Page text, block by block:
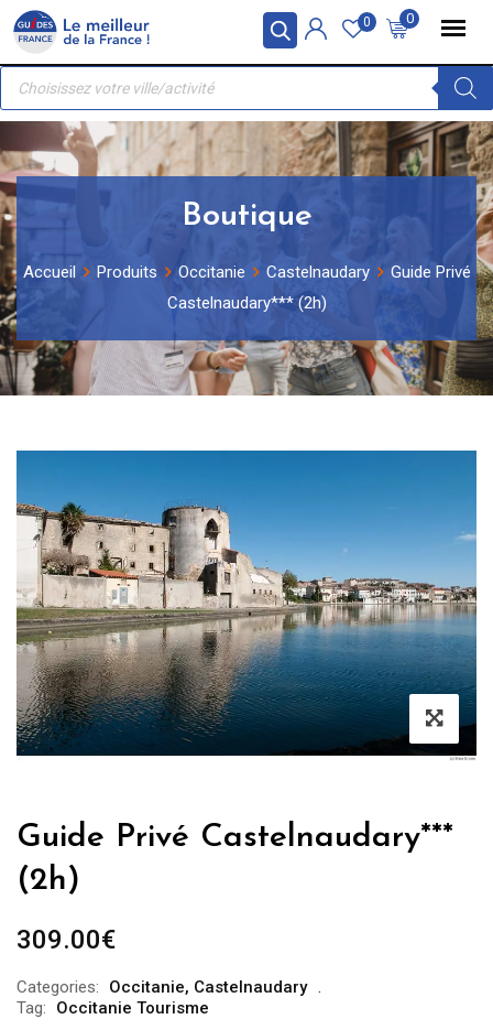
Panneau de gestion des cookies
Skip
content
0
0
Recherche
produits
Boutique
Accueil Produits Occitanie Castelnaudary
Guide Privé
Castelnaudary*** (2h)
Guide Privé Castelnaudary***
(2h)
309.00€
Categories: Occitanie, Castelnaudary
Tag:
Occitanie Tourisme